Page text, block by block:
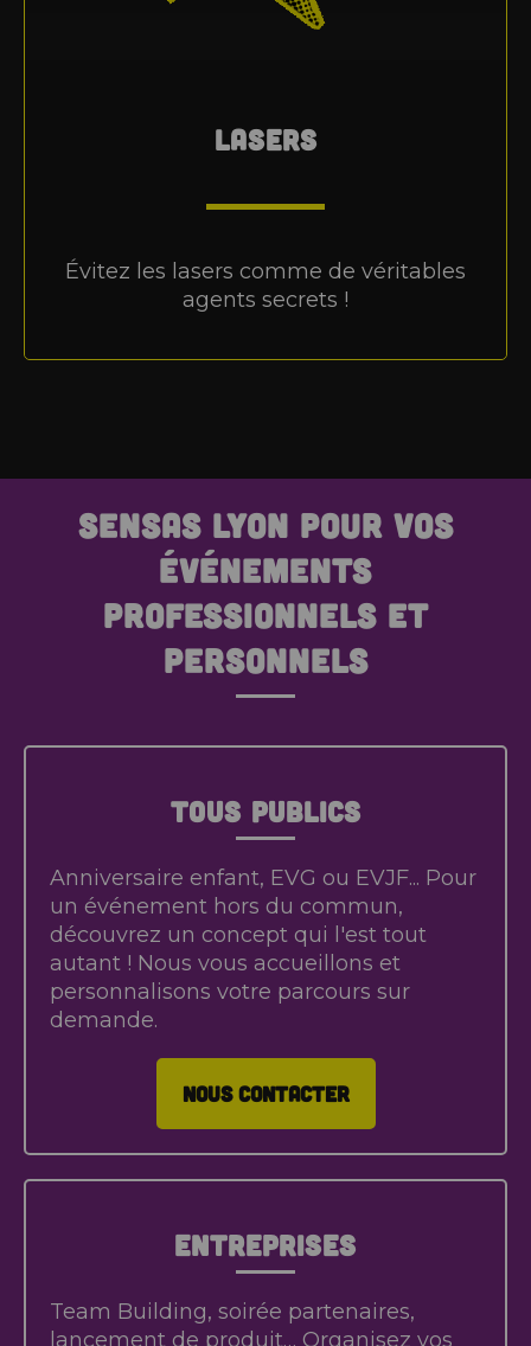
LASERS
Évitez les lasers comme de véritables
agents secrets !
SENSAS Lyon pour vos
événements
professionnels et
personnels
Tous publics
Anniversaire enfant, EVG ou EVJF... Pour
un événement hors du commun,
découvrez un concept qui l'est tout
autant ! Nous vous accueillons et
personnalisons votre parcours sur
demande.
NOUS CONTACTER
Entreprises
Team Building, soirée partenaires,
lancement de produit… Organisez vos